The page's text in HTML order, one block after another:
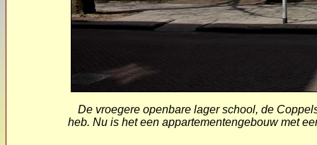
De vroegere openbare lager school, de
heb. Nu is het een appartementengebouw met